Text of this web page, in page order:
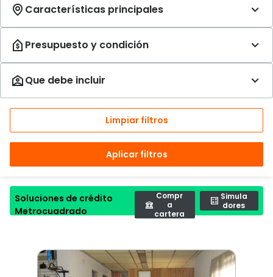
Limpiar filtros
Aplicar filtros
Soluciones de crédito
Metrocuadrado
Compr
a
cartera
Simula
dores